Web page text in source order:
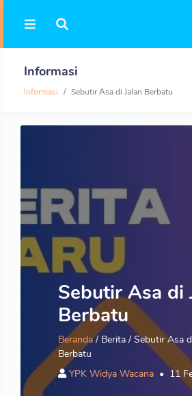
Informasi
Informasi Sebutir Asa di Jalan Berbatu
Sebutir Asa di
Berbatu
Beranda/ Berita / Sebutir Asa
Berbatu
YPK Widya Wacana
11